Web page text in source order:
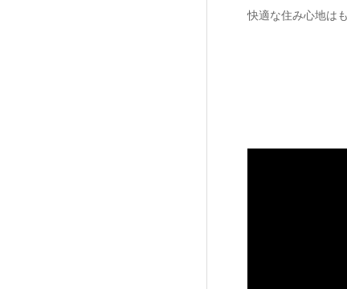
快適な住み心地は